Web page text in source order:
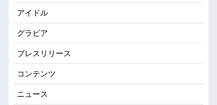
アイドル
グラビア
プレスリリース
コンテンツ
ニュース